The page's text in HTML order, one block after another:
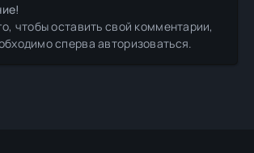
чтобы оставить свой комментарии,
сперва авторизоваться.